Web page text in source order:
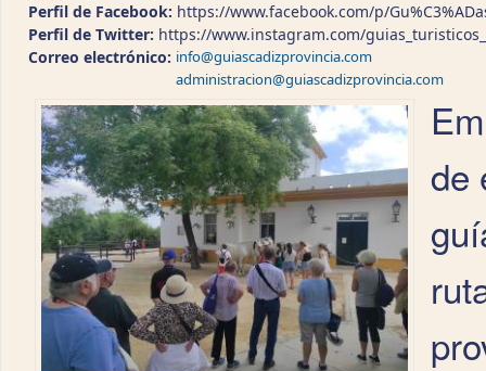
Perfil de Facebook: https://www.facebook.com/p/
Perfil de Twitter: https://www.instagram.com/
Correo electrónico: info@guiascadizprovincia.com
administracion@guiascadizprovincia.com
de